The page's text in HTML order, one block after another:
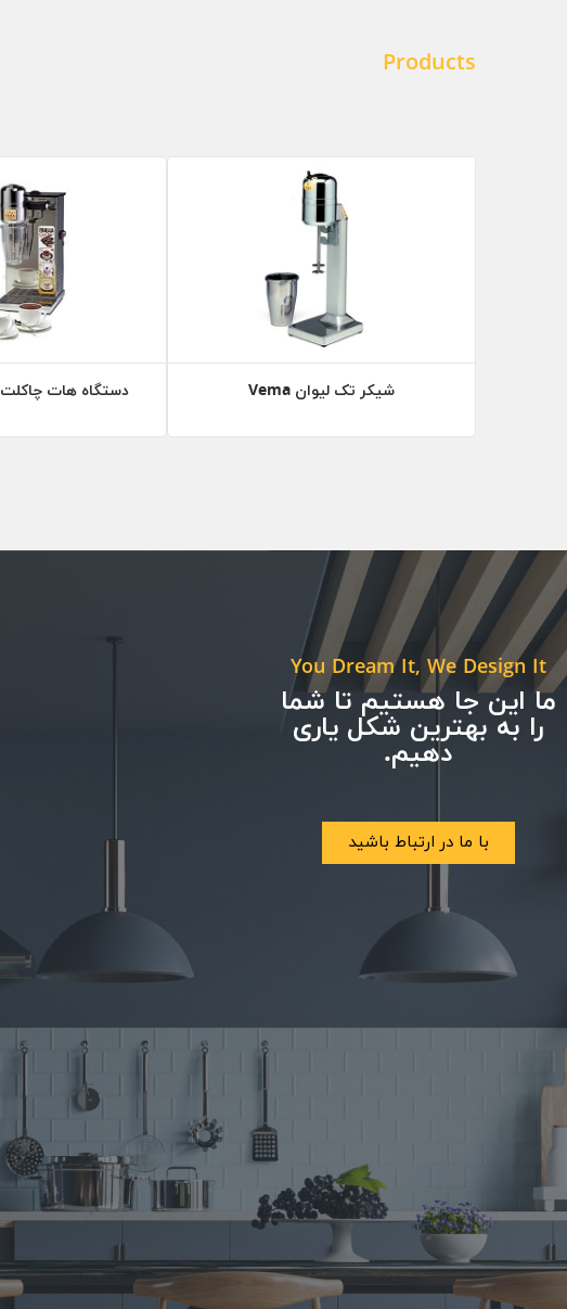
Products
شیکر تک لیوان Vema دستگاه هات چاکلت 3منظوره Vema
You Dream It, We Design It
ما این جا هستیم تا شما
را به بهترین شکل یاری
دهیم.
با ما در ارتباط باشید